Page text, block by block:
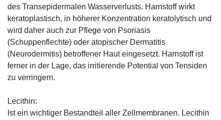
des Transepidermalen Wasserverlusts. Harnstoff wirkt
keratoplastisch, in höherer Konzentration keratolytisch und
wird daher auch zur Pflege von Psoriasis
(Schuppenflechte) oder atopischer Dermatitis
(Neurodermitis) betroffener Haut eingesetzt. Harnstoff ist
ferner in der Lage, das irritierende Potential von Tensiden
zu verringern.
Lecithin:
Ist ein wichtiger Bestandteil aller Zellmembranen. Lecithin